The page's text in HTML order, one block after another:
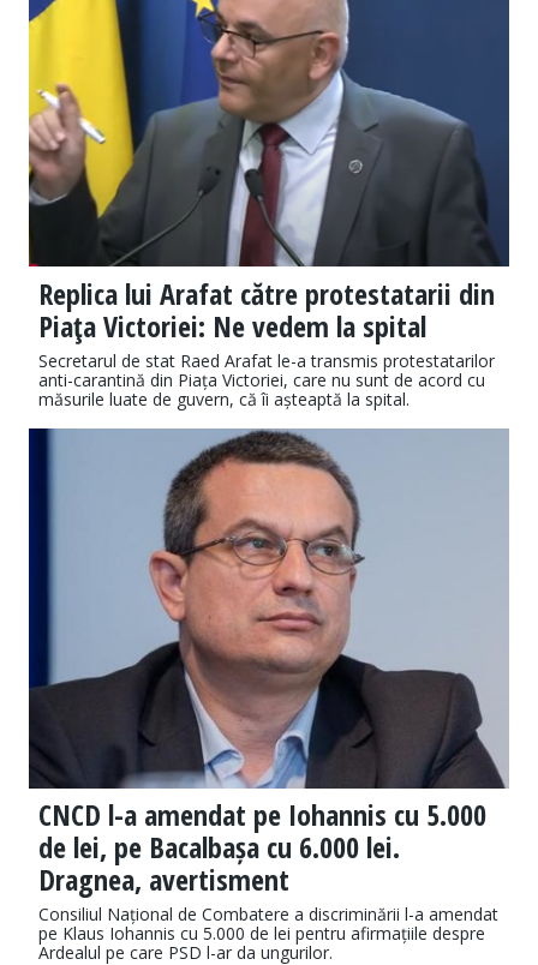
Replica lui Arafat către protestatarii din
Piaţa Victoriei: Ne vedem la spital
Secretarul de stat Raed Arafat le-a transmis protestatarilor
anti-carantină din Piața Victoriei, care nu sunt de acord cu
măsurile luate de guvern, că îi așteaptă la spital.
CNCD l-a amendat pe Iohannis cu 5.000
de lei, pe Bacalbașa cu 6.000 lei.
Dragnea, avertisment
Consiliul Național de Combatere a discriminării l-a amendat
pe Klaus Iohannis cu 5.000 de lei pentru afirmațiile despre
Ardealul pe care PSD l-ar da ungurilor.